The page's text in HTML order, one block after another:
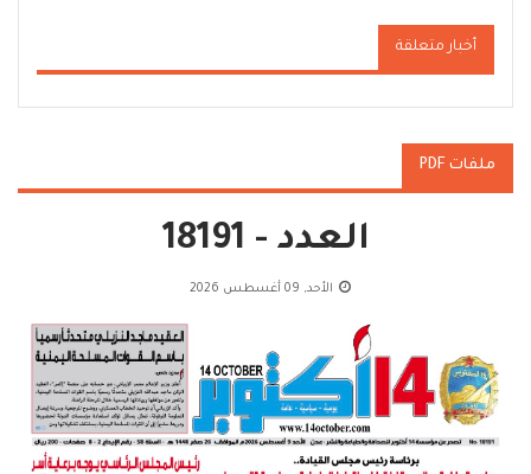
أخبار متعلقة
ملفات PDF
العدد - 18191
الأحد, 09 أغسطس 2026